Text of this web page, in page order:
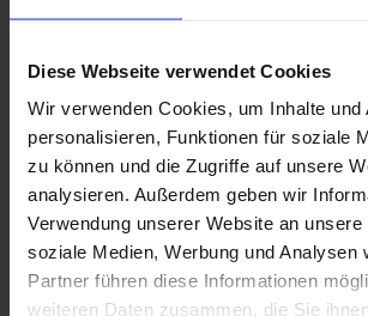
Diese Webseite verwendet Cookies
Wir verwenden Cookies, um Inhalte und
personalisieren, Funktionen für soziale
zu können und die Zugriffe auf unsere
analysieren. Außerdem geben wir
Verwendung unserer Website an
soziale Medien, Werbung und Analysen
Partner führen diese Informationen
weiteren Daten zusammen, die Sie
Weitere Serien von Sant Agostino
Fliesenkleber
Showroom